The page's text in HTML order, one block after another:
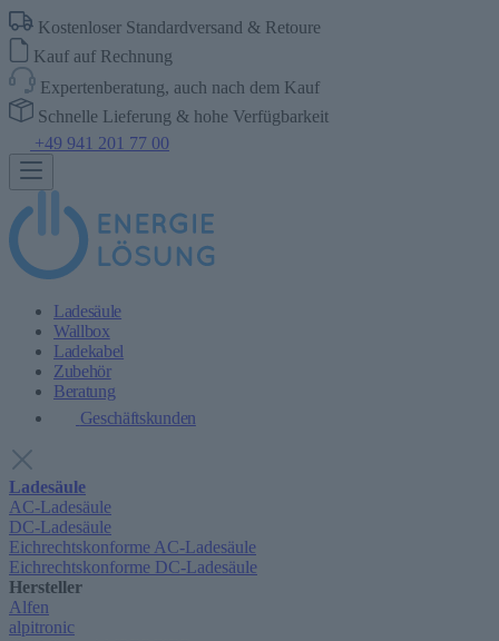
Kostenloser Standardversand & Retoure
Kauf auf Rechnung
Expertenberatung, auch nach dem Kauf
Schnelle Lieferung & hohe Verfügbarkeit
+49 941 201 77 00
Ladesäule
Wallbox
Ladekabel
Zubehör
Beratung
Geschäftskunden
Ladesäule
AC-Ladesäule
DC-Ladesäule
Eichrechtskonforme AC-Ladesäule
Eichrechtskonforme DC-Ladesäule
Hersteller
Alfen
alpitronic